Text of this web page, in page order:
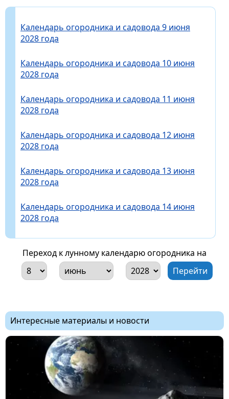
Календарь огородника и садовода 9 июня
2028 года
Календарь огородника и садовода 10 июня
2028 года
Календарь огородника и садовода 11 июня
2028 года
Календарь огородника и садовода 12 июня
2028 года
Календарь огородника и садовода 13 июня
2028 года
Календарь огородника и садовода 14 июня
2028 года
Переход к лунному календарю огородника на
Интересные материалы и новости